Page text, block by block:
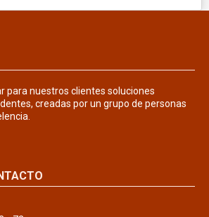
para nuestros clientes soluciones
creadas por un grupo de personas